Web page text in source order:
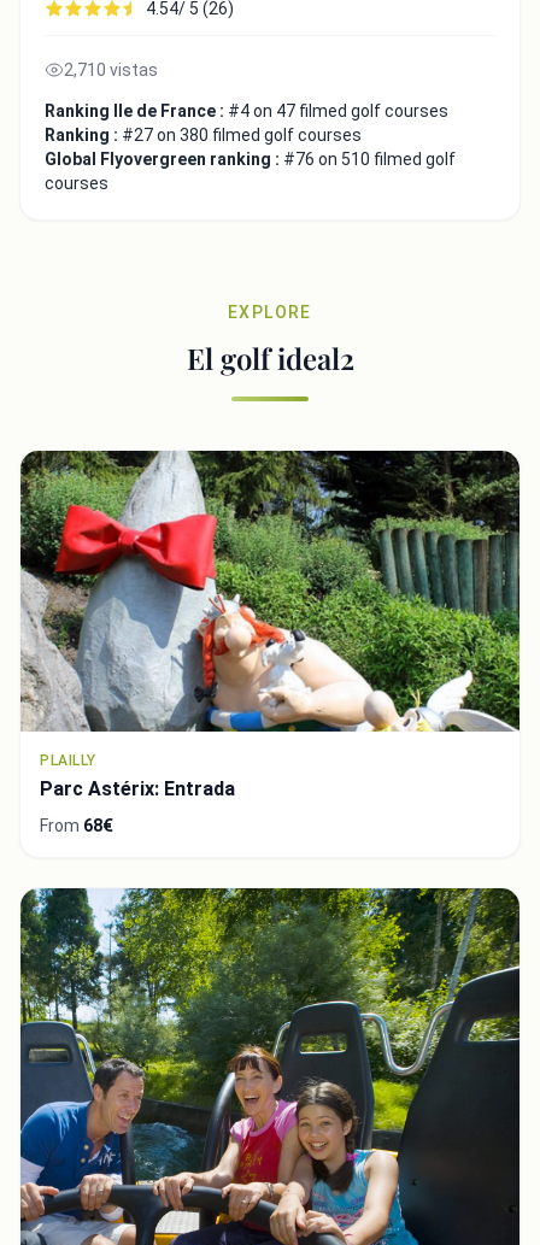
4.54/ 5 (26)
2,710 vistas
Ranking Ile de France : #4 on 47 filmed golf courses
Ranking : #27 on 380 filmed golf courses
Global Flyovergreen ranking : #76 on 510 filmed golf
courses
EXPLORE
El golf ideal2
PLAILLY
Parc Astérix: Entrada
From 68€